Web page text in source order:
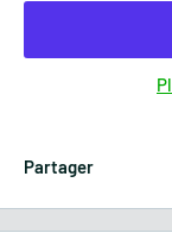
Partager